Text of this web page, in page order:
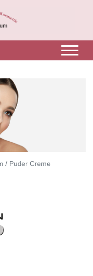
/ Puder Creme